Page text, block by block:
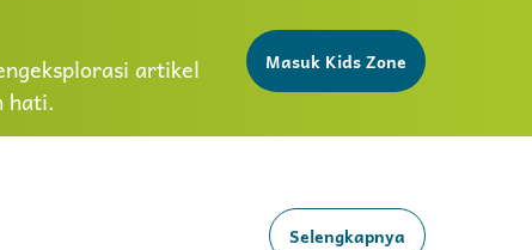
artikel
hati.
Masuk Kids Zone
Selengkapnya